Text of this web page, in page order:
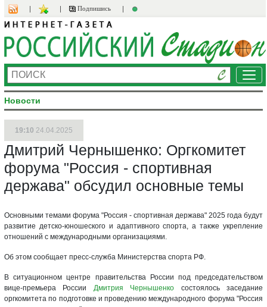
Подпишись
Новости
19:10 24.04.2025
Дмитрий Чернышенко: Оргкомитет
форума "Россия - спортивная
держава" обсудил основные темы
Основными темами форума "Россия - спортивная держава" 2025 года будут
развитие детско-юношеского и адаптивного спорта, а также укрепление
отношений с международными организациями.
Об этом сообщает пресс-служба Министерства спорта РФ.
В ситуационном центре правительства России под председательством
вице-премьера России Дмитрия Чернышенко состоялось заседание
оргкомитета по подготовке и проведению международного форума "Россия